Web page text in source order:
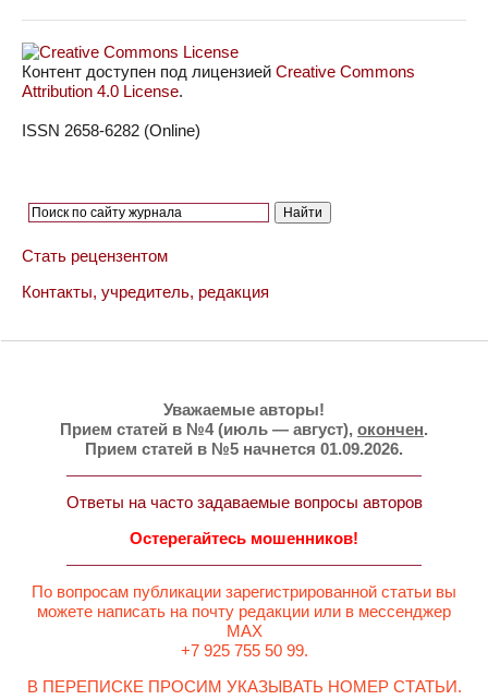
Контент доступен под лицензией Creative Commons
Attribution 4.0 License.
ISSN 2658-6282 (Online)
Стать рецензентом
Контакты, учредитель, редакция
Уважаемые авторы!
Прием статей в №4 (июль — август), окончен.
Прием статей в №5 начнется 01.09.2026.
Ответы на часто задаваемые вопросы авторов
Остерегайтесь мошенников!
По вопросам публикации зарегистрированной статьи вы
можете написать на почту редакции или в мессенджер
MAX
+7 925 755 50 99.
В ПЕРЕПИСКЕ ПРОСИМ УКАЗЫВАТЬ НОМЕР СТАТЬИ.